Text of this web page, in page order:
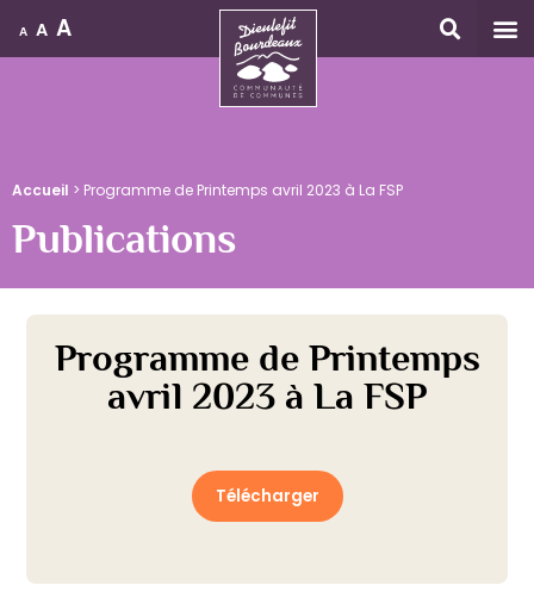
A A A
Accueil > Programme de Printemps avril 2023 à La FSP
Publications
Télécharger
Programme de Printemps
avril 2023 à La FSP